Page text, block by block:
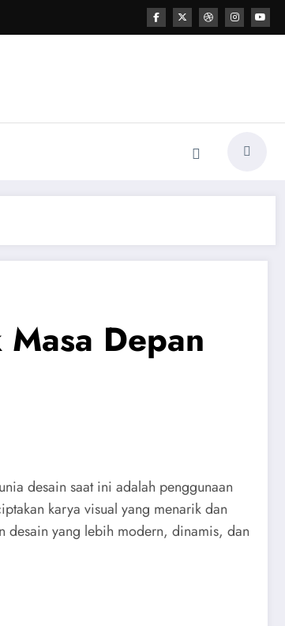
Depan
desain saat ini adalah penggunaan
karya visual yang menarik dan
desain yang lebih modern, dinamis, dan